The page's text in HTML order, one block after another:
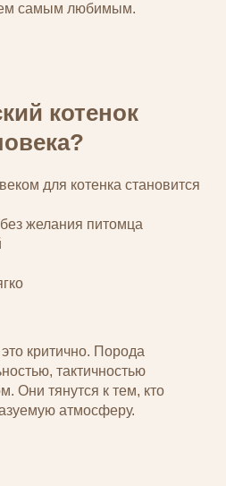
самым любимым.
котенок
для котенка становится
желания питомца
критично. Порода
тактичностью
Они тянутся к тем, кто
атмосферу.